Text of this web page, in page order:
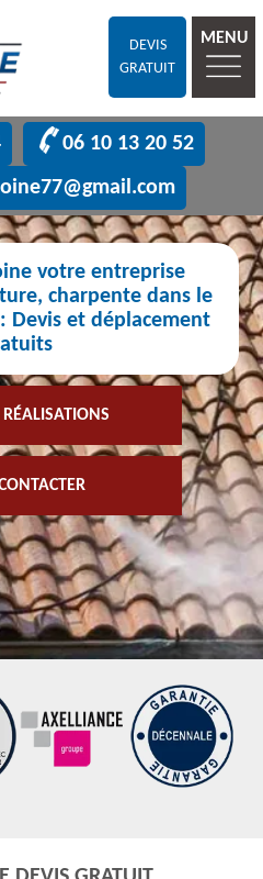
DEVIS
GRATUIT
MENU
06 10 13 20 52
votre entreprise
charpente dans le
Devis et déplacement